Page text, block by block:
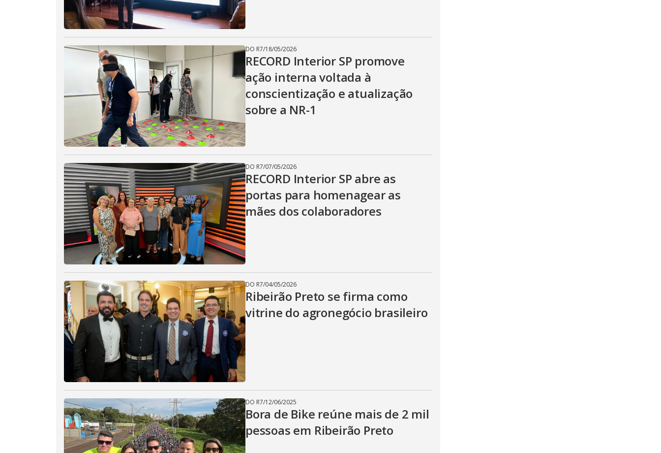
DO R7/18/05/2026
RECORD Interior SP promove
ação interna voltada à
conscientização e atualização
sobre a NR-1
DO R7/07/05/2026
RECORD Interior SP abre as
portas para homenagear as
mães dos colaboradores
DO R7/04/05/2026
Ribeirão Preto se firma como
vitrine do agronegócio brasileiro
DO R7/12/06/2025
Bora de Bike reúne mais de 2 mil
pessoas em Ribeirão Preto